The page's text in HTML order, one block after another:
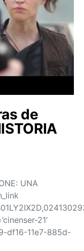
de
UNA
21′
df16-11e7-885d-